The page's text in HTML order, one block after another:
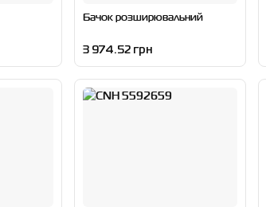
Бачок розширювальний
3 974.52 грн